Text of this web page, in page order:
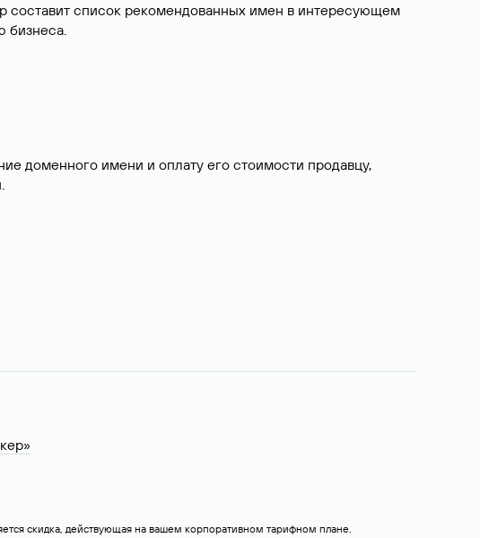
составит список рекомендованных имен в интересующем
бизнеса.
доменного имени и оплату его стоимости продавцу,
скидка, действующая на вашем корпоративном тарифном плане.